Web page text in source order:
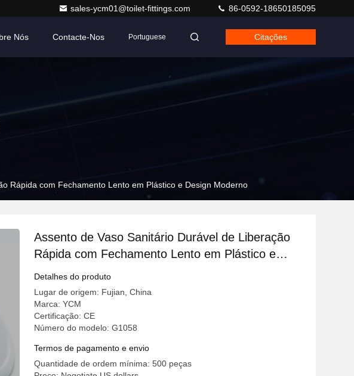
sales-ycm01@toilet-fittings.com 86-0592-18650185095
Nós Contacte-Nos Portuguese Citações
Rápida com Fechamento Lento em Plástico e Design Moderno
Assento de Vaso Sanitário Durável de Liberação
Rápida com Fechamento Lento em Plástico e
Design Moderno
Detalhes do produto
Lugar de origem: Fujian, China
Marca: YCM
Certificação: CE
Número do modelo: G1058
Termos de pagamento e envio
Quantidade de ordem mínima: 500 peças